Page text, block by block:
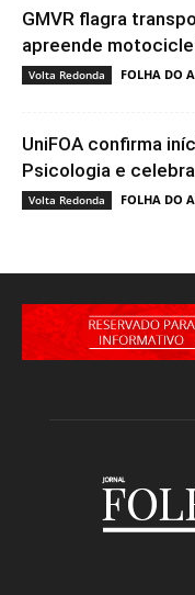
GMVR flagra
apreende
Volta Redonda FOLHA DO
UniFOA confirma
Psicologia e
Volta Redonda FOLHA DO